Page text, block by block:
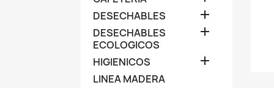
DESECHABLES 
DESECHABLES
ECOLOGICOS

HIGIENICOS 
LINEA MADERA